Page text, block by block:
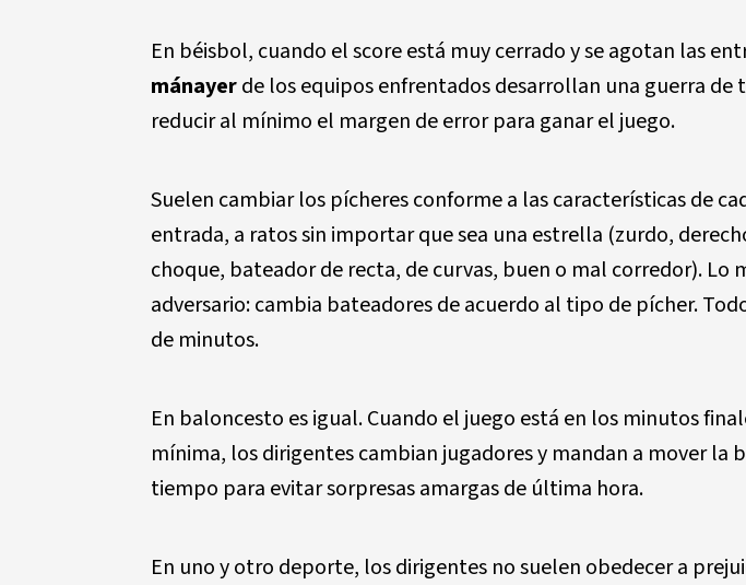
En béisbol, cuando el score está muy cerrado y se agotan las
mánayerde los equipos enfrentados desarrollan una guerra de
reducir al mínimo el margen de error para ganar el juego.
Suelen cambiar los pícheres conforme a las características de
entrada, a ratos sin importar que sea una estrella (zurdo,
choque, bateador de recta, de curvas, buen o mal corredor). Lo
adversario: cambia bateadores de acuerdo al tipo de pícher.
de minutos.
En baloncesto es igual. Cuando el juego está en los minutos
mínima, los dirigentes cambian jugadores y mandan a mover la
tiempo para evitar sorpresas amargas de última hora.
En uno y otro deporte, los dirigentes no suelen obedecer a